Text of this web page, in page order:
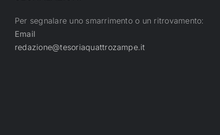
Per segnalare uno smarrimento o un ritrovamento:
Email
redazione@tesoriaquattrozampe.it